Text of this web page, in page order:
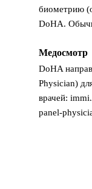
биометрию
DoHA.
Медосмотр
DoHA
Physician)
врачей:
panel-